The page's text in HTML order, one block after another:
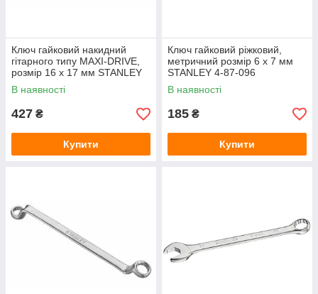
Ключ гайковий накидний
гітарного типу MAXI-DRIVE,
розмір 16 х 17 мм STANLEY
4-87-806
В наявності
427 ₴
Купити
Ключ гайковий ріжковий,
метричний розмір 6 x 7 мм
STANLEY 4-87-096
В наявності
185 ₴
Купити